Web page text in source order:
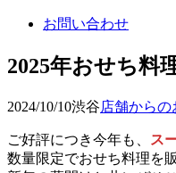
お問い合わせ
2025年おせち料
2024/10/10渋谷店舗からの
ご好評につき今年も、 ス
数量限定でおせち料理を